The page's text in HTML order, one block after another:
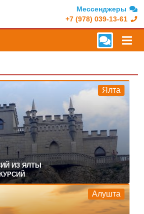
Мессенджеры
+7 (978) 039-13-61
Ялта
ИЗ ЯЛТЫ
Алушта